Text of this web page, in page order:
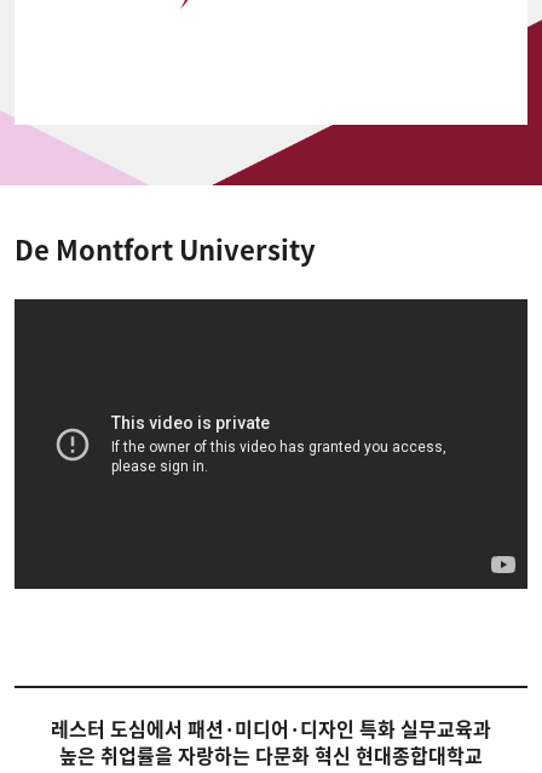
De Montfort University
레스터 도심에서 패션·미디어·디자인 특화 실무교육과
높은 취업률을 자랑하는 다문화 혁신 현대종합대학교